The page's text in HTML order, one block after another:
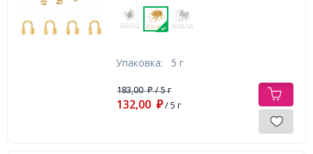
Упаковка: 5 г
183,00₽/ 5 г
132,00 ₽/ 5 г